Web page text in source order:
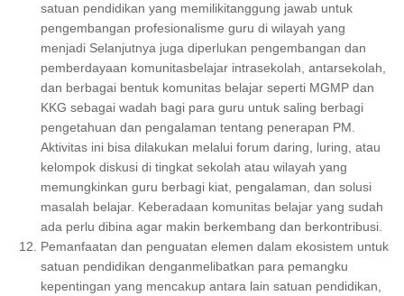
satuan pendidikan yang memilikitanggung jawab untuk
pengembangan profesionalisme guru di wilayah yang
menjadi Selanjutnya juga diperlukan pengembangan dan
pemberdayaan komunitasbelajar intrasekolah, antarsekolah,
dan berbagai bentuk komunitas belajar seperti MGMP dan
KKG sebagai wadah bagi para guru untuk saling berbagi
pengetahuan dan pengalaman tentang penerapan PM.
Aktivitas ini bisa dilakukan melalui forum daring, luring, atau
kelompok diskusi di tingkat sekolah atau wilayah yang
memungkinkan guru berbagi kiat, pengalaman, dan solusi
masalah belajar. Keberadaan komunitas belajar yang sudah
ada perlu dibina agar makin berkembang dan berkontribusi.
Pemanfaatan dan penguatan elemen dalam ekosistem untuk
satuan pendidikan denganmelibatkan para pemangku
kepentingan yang mencakup antara lain satuan pendidikan,